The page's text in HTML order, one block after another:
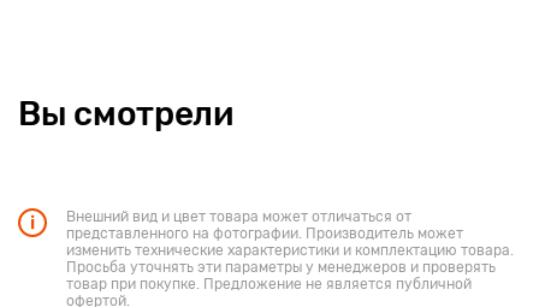
Вы смотрели
Внешний вид и цвет товара может отличаться от
представленного на фотографии. Производитель может
изменить технические характеристики и комплектацию товара.
Просьба уточнять эти параметры у менеджеров и проверять
товар при покупке. Предложение не является публичной
офертой.